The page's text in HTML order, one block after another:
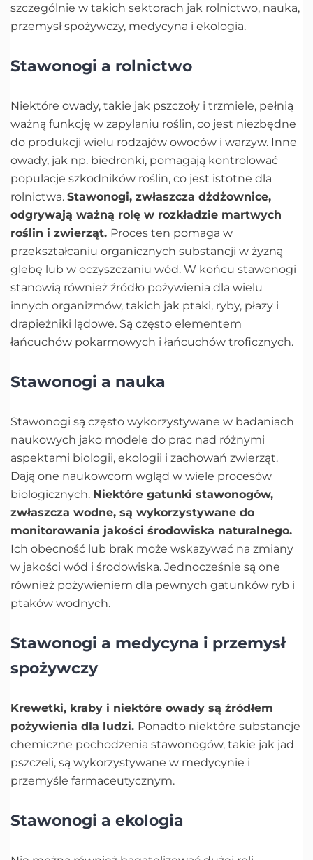
szczególnie w takich sektorach jak rolnictwo, nauka,
przemysł spożywczy, medycyna i ekologia.
Stawonogi a rolnictwo
Niektóre owady, takie jak pszczoły i trzmiele, pełnią
ważną funkcję w zapylaniu roślin, co jest niezbędne
do produkcji wielu rodzajów owoców i warzyw. Inne
owady, jak np. biedronki, pomagają kontrolować
populacje szkodników roślin, co jest istotne dla
rolnictwa. Stawonogi, zwłaszcza dżdżownice,
odgrywają ważną rolę w rozkładzie martwych
roślin i zwierząt. Proces ten pomaga w
przekształcaniu organicznych substancji w żyzną
glebę lub w oczyszczaniu wód. W końcu stawonogi
stanowią również źródło pożywienia dla wielu
innych organizmów, takich jak ptaki, ryby, płazy i
drapieżniki lądowe. Są często elementem
łańcuchów pokarmowych i łańcuchów troficznych.
Stawonogi a nauka
Stawonogi są często wykorzystywane w badaniach
naukowych jako modele do prac nad różnymi
aspektami biologii, ekologii i zachowań zwierząt.
Dają one naukowcom wgląd w wiele procesów
biologicznych. Niektóre gatunki stawonogów,
zwłaszcza wodne, są wykorzystywane do
monitorowania jakości środowiska naturalnego.
Ich obecność lub brak może wskazywać na zmiany
w jakości wód i środowiska. Jednocześnie są one
również pożywieniem dla pewnych gatunków ryb i
ptaków wodnych.
Stawonogi a medycyna i przemysł
spożywczy
Krewetki, kraby i niektóre owady są źródłem
pożywienia dla ludzi. Ponadto niektóre substancje
chemiczne pochodzenia stawonogów, takie jak jad
pszczeli, są wykorzystywane w medycynie i
przemyśle farmaceutycznym.
Stawonogi a ekologia